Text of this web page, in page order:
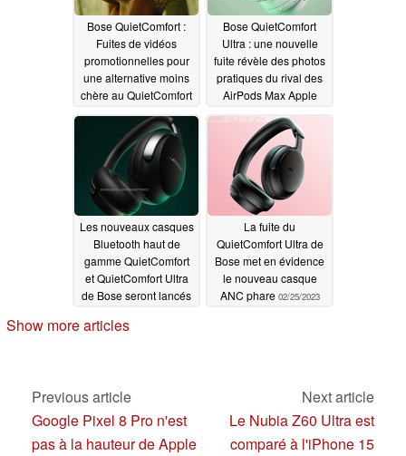
Bose QuietComfort :
Fuites de vidéos
promotionnelles pour
une alternative moins
chère au QuietComfort
Ultra08/16/2023
Bose QuietComfort
Ultra : une nouvelle
fuite révèle des photos
pratiques du rival des
AirPods Max Apple
08/13/2023
Les nouveaux casques
Bluetooth haut de
gamme QuietComfort
et QuietComfort Ultra
de Bose seront lancés
08/11/2023
La fuite du
QuietComfort Ultra de
Bose met en évidence
le nouveau casque
ANC phare 02/25/2023
Show more articles
Previous article
Google Pixel 8 Pro n'est
pas à la hauteur de Apple
Next article
Le Nubia Z60 Ultra est
comparé à l'iPhone 15